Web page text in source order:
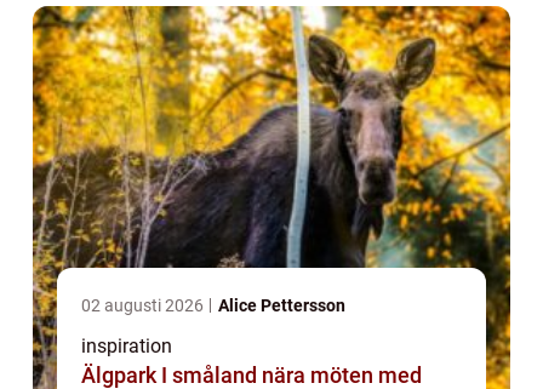
02 augusti 2026 Alice Pettersson
inspiration
Älgpark I småland nära möten med